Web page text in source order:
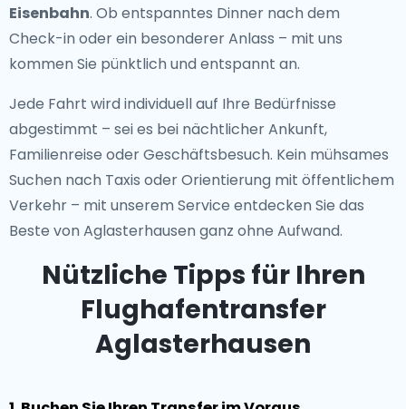
Eisenbahn. Ob entspanntes Dinner nach dem
Check-in oder ein besonderer Anlass – mit uns
kommen Sie pünktlich und entspannt an.
Jede Fahrt wird individuell auf Ihre Bedürfnisse
abgestimmt – sei es bei nächtlicher Ankunft,
Familienreise oder Geschäftsbesuch. Kein mühsames
Suchen nach Taxis oder Orientierung mit öffentlichem
Verkehr – mit unserem Service entdecken Sie das
Beste von Aglasterhausen ganz ohne Aufwand.
Nützliche Tipps für Ihren
Flughafentransfer
Aglasterhausen